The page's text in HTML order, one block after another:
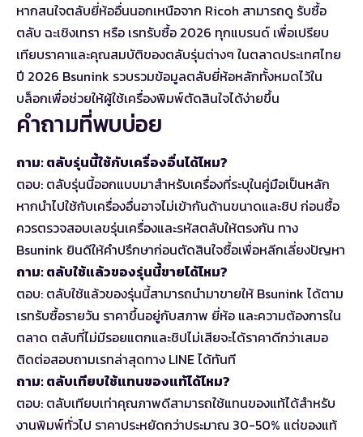
หากสนใจตลับยี่ห้ออื่นนอกเหนือจาก Ricoh สามารถดู รับซื้อ
ตลับ ฉะเชิงเทรา หรือ เรทรับซื้อ 2026 ทุกแบรนด์ เพื่อเปรียบ
เทียบราคาและคุณสมบัติของตลับรุ่นต่างๆ ในตลาดประเทศไทย
ปี 2026 Bsunink รวบรวมข้อมูลตลับยี่ห้อหลักทั้งหมดไว้ใน
บล็อกเพื่อช่วยให้ผู้ใช้เครื่องพิมพ์ตัดสินใจได้ง่ายขึ้น
คำถามที่พบบ่อย
ถาม: ตลับรุ่นนี้ใช้กับเครื่องอื่นได้ไหม?
ตอบ: ตลับรุ่นนี้ออกแบบมาสำหรับเครื่องที่ระบุในคู่มือเป็นหลัก
หากนำไปใช้กับเครื่องอื่นอาจไม่เข้ากันด้านขนาดและชิป ก่อนซื้อ
ควรตรวจสอบเลขรุ่นเครื่องและรหัสตลับให้ตรงกัน ทาง
Bsunink ยินดีให้คำปรึกษาก่อนตัดสินใจซื้อเพื่อหลีกเลี่ยงปัญหา
ถาม: ตลับใช้แล้วของรุ่นนี้ขายได้ไหม?
ตอบ: ตลับใช้แล้วของรุ่นนี้สามารถนำมาขายให้ Bsunink ได้ตาม
เรทรับซื้อรายวัน ราคาขึ้นอยู่กับสภาพ ยี่ห้อ และความต้องการใน
ตลาด ตลับที่ไม่มีรอยแตกและชิปไม่เสียจะได้ราคาดีกว่าเสมอ
ติดต่อสอบถามเรทล่าสุดทาง LINE ได้ทันที
ถาม: ตลับเทียบใช้แทนของแท้ได้ไหม?
ตอบ: ตลับเทียบเท่าคุณภาพดีสามารถใช้แทนของแท้ได้สำหรับ
งานพิมพ์ทั่วไป ราคาประหยัดกว่าประมาณ 30-50% แต่ของแท้